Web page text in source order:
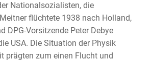
Nationalsozialisten, die
flüchtete 1938 nach Holland,
DPG-Vorsitzende Peter Debye
USA. Die Situation der Physik
prägten zum einen Flucht und